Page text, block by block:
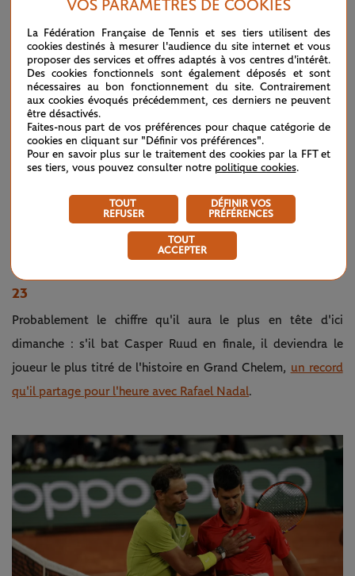
©Corinne Dubreuil / FFT
23
Probablement le chiffre qu'il aura le plus en tête d'ici
dimanche : s'il bat Casper Ruud en finale, il deviendra le
joueur le plus titré de l'histoire en Grand Chelem, un record
qu'il partage pour l'heure avec Rafael Nadal.
VOS PARAMÈTRES DE COOKIES
La Fédération Française de Tennis et ses tiers utilisent des
cookies destinés à mesurer l'audience du site internet et vous
proposer des services et offres adaptés à vos centres d'intérêt.
Des cookies fonctionnels sont également déposés et sont
nécessaires au bon fonctionnement du site. Contrairement
aux cookies évoqués précédemment, ces derniers ne peuvent
être désactivés.
Faites-nous part de vos préférences pour chaque catégorie de
cookies en cliquant sur "Définir vos préférences".
Pour en savoir plus sur le traitement des cookies par la FFT et
ses tiers, vous pouvez consulter notre politique cookies.
TOUT
REFUSER
DÉFINIR VOS
PRÉFÉRENCES
TOUT
ACCEPTER